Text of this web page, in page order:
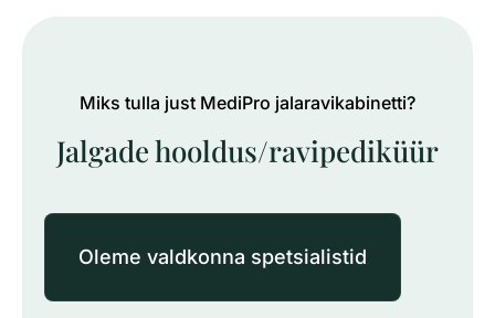
Miks tulla just MediPro jalaravikabinetti?
Jalgade hooldus/ravipediküür
Oleme valdkonna spetsialistid